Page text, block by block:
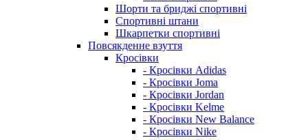
Шорти та бриджі спортивні
Спортивні штани
Шкарпетки спортивні
Повсякденне взуття
Кросівки
- Кросівки Adidas
- Кросівки Joma
- Кросівки Jordan
- Кросівки Kelme
- Кросівки New Balance
- Кросівки Nike